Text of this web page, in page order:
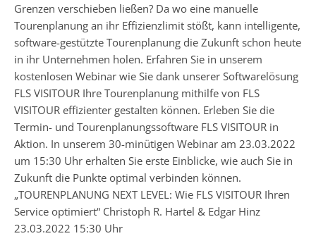
Grenzen verschieben ließen? Da wo eine manuelle
Tourenplanung an ihr Effizienzlimit stößt, kann intelligente,
software-gestützte Tourenplanung die Zukunft schon heute
in ihr Unternehmen holen. Erfahren Sie in unserem
kostenlosen Webinar wie Sie dank unserer Softwarelösung
FLS VISITOUR Ihre Tourenplanung mithilfe von FLS
VISITOUR effizienter gestalten können. Erleben Sie die
Termin- und Tourenplanungssoftware FLS VISITOUR in
Aktion. In unserem 30-minütigen Webinar am 23.03.2022
um 15:30 Uhr erhalten Sie erste Einblicke, wie auch Sie in
Zukunft die Punkte optimal verbinden können.
„TOURENPLANUNG NEXT LEVEL: Wie FLS VISITOUR Ihren
Service optimiert“ Christoph R. Hartel & Edgar Hinz
23.03.2022 15:30 Uhr